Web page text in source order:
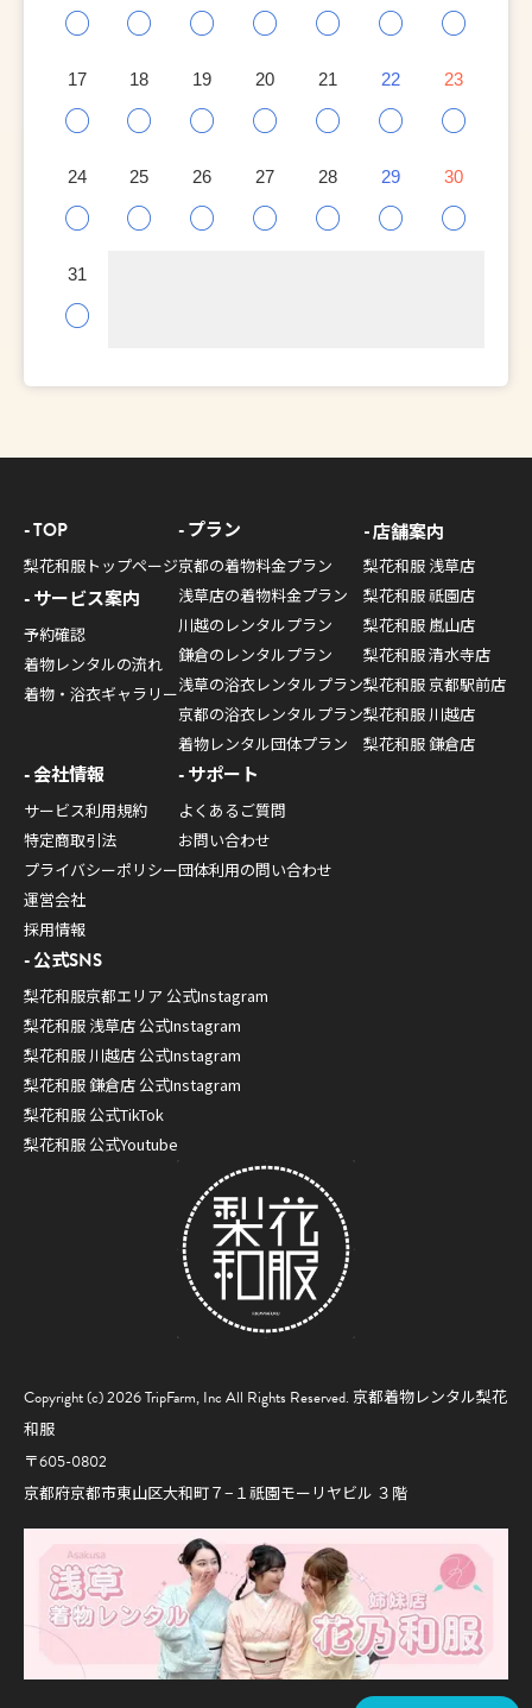
○ ○ ○ ○ ○ ○ ○
17
○
18
○
19
○
20
○
21
○
22
○
23
○
24
○
25
○
26
○
27
○
28
○
29
○
30
○
31
○
Copyright (c) 2026 TripFarm, Inc All Rights Reserved. 京都着物レンタル梨花
和服
〒605-0802
京都府京都市東山区大和町７−１祇園モーリヤビル ３階
TOP
梨花和服トップページ
サービス案内
予約確認
着物レンタルの流れ
着物・浴衣ギャラリー
プラン
京都の着物料金プラン
浅草店の着物料金プラン
川越のレンタルプラン
鎌倉のレンタルプラン
浅草の浴衣レンタルプラン
京都の浴衣レンタルプラン
着物レンタル団体プラン
店舗案内
梨花和服 浅草店
梨花和服 祇園店
梨花和服 嵐山店
梨花和服 清水寺店
梨花和服 京都駅前店
梨花和服 川越店
梨花和服 鎌倉店
会社情報
サービス利用規約
特定商取引法
プライバシーポリシー
運営会社
採用情報
サポート
よくあるご質問
お問い合わせ
団体利用の問い合わせ
公式SNS
梨花和服京都エリア 公式Instagram
梨花和服 浅草店 公式Instagram
梨花和服 川越店 公式Instagram
梨花和服 鎌倉店 公式Instagram
梨花和服 公式TikTok
梨花和服 公式Youtube